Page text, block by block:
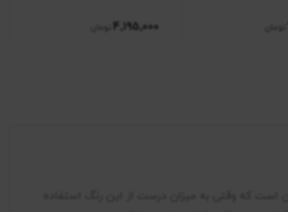
4٬195٬000